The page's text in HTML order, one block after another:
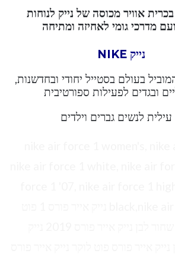
אוויר מכוסה של נייק לנוחות
מדרכי גומי לאחיזה ומתיחה
נייק NIKE
בעולם בסטייל יחודי ובחדשנות,
ובגדים לפעילות ספורטיבית
עילית לנשים גברים וילדים